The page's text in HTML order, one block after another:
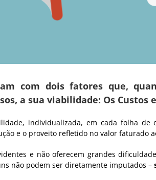
com dois fatores que,
a sua viabilidade: Os Custos
individualizada, em cada folha
e o proveito refletido no valor faturado
e não oferecem grandes
não podem ser diretamente imputados –